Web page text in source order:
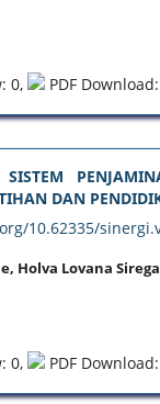
0, PDF
SISTEM
DAN
10.62335/
Holva Lovana
0, PDF